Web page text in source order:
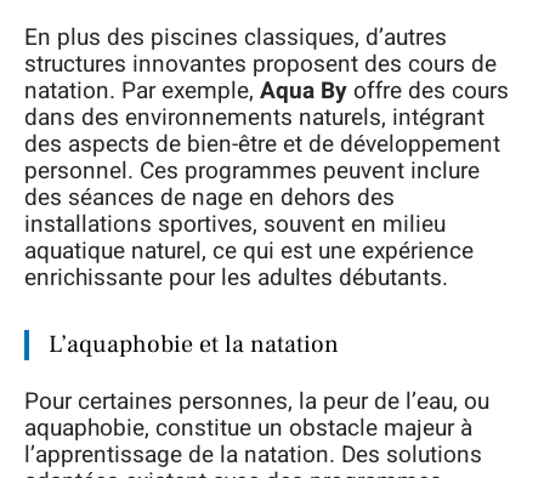
En plus des piscines classiques, d’autres
structures innovantes proposent des cours de
natation. Par exemple, Aqua By offre des cours
dans des environnements naturels, intégrant
des aspects de bien-être et de développement
personnel. Ces programmes peuvent inclure
des séances de nage en dehors des
installations sportives, souvent en milieu
aquatique naturel, ce qui est une expérience
enrichissante pour les adultes débutants.
L’aquaphobie et la natation
Pour certaines personnes, la peur de l’eau, ou
aquaphobie, constitue un obstacle majeur à
l’apprentissage de la natation. Des solutions